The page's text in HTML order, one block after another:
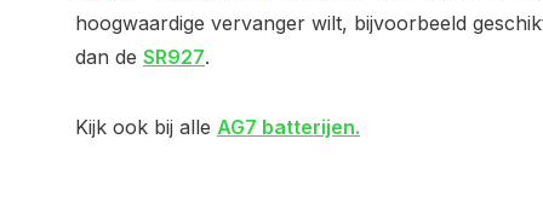
hoogwaardige vervanger wilt, bijvoorbeeld
dan de SR927.
Kijk ook bij alle AG7 batterijen.